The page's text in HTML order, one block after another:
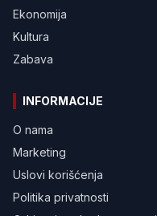
Ekonomija
Kultura
Zabava
INFORMACIJE
O nama
Marketing
Uslovi korišćenja
Politika privatnosti